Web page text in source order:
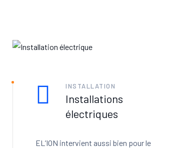
INSTALLATION
Installations
électriques
EL’ION intervient aussi bien pour le